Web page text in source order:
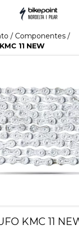
/ Componentes /
11 NEW
KMC 11